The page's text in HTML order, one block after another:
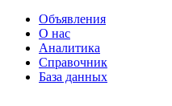
Объявления
О нас
Аналитика
Справочник
База данных